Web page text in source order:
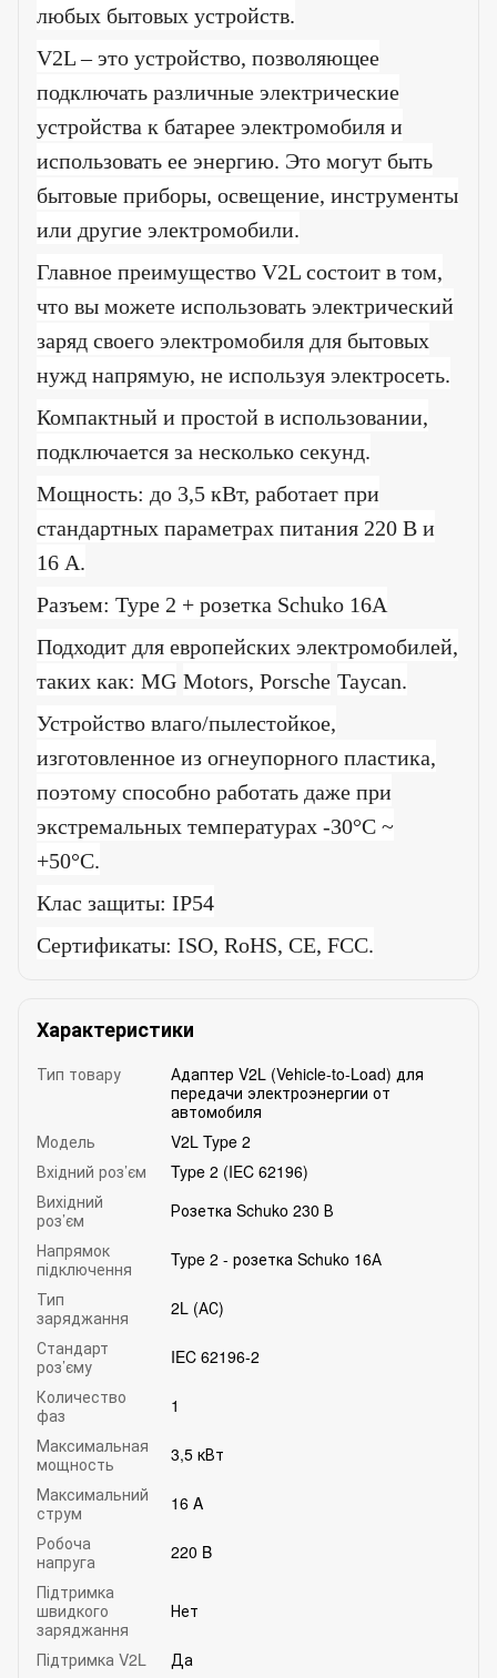
любых бытовых устройств.
V2L – это устройство, позволяющее
подключать различные электрические
устройства к батарее электромобиля и
использовать ее энергию. Это могут быть
бытовые приборы, освещение, инструменты
или другие электромобили.
Главное преимущество V2L состоит в том,
что вы можете использовать электрический
заряд своего электромобиля для бытовых
нужд напрямую, не используя электросеть.
Компактный и простой в использовании,
подключается за несколько секунд.
Мощность: до 3,5 кВт, работает при
стандартных параметрах питания 220 В и
16 А.
Разъем: Type 2 + розетка Schuko 16А
Подходит для европейских электромобилей,
таких как: MG Motors, Porsche Taycan.
Устройство влаго/пылестойкое,
изготовленное из огнеупорного пластика,
поэтому способно работать даже при
экстремальных температурах -30°C ~
+50°C.
Клас защиты: IP54
Сертификаты: ISO, RoHS, CE, FCC.
Характеристики
Тип товару
Адаптер V2L (Vehicle-to-Load) для
передачи электроэнергии от
автомобиля
Модель
V2L Type 2
Вхідний роз’єм
Type 2 (IEC 62196)
Вихідний
роз’єм
Розетка Schuko 230 В
Напрямок
підключення
Type 2 - розетка Schuko 16А
Тип
заряджання
2L (АС)
Стандарт
роз’єму
IEC 62196-2
Количество
фаз
1
Максимальная
мощность
3,5 кВт
Максимальний
струм
16 A
Робоча
напруга
220 B
Підтримка
швидкого
заряджання
Нет
Підтримка V2L
Да